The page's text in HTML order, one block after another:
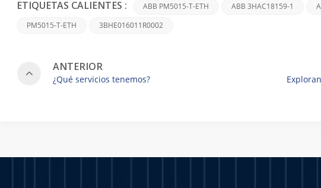
ETIQUETAS CALIENTES : ABB PM5015-T-ETH ABB 3HAC18159-1
PM5015-T-ETH
3BHE016011R0002
ANTERIOR
¿Qué servicios tenemos?